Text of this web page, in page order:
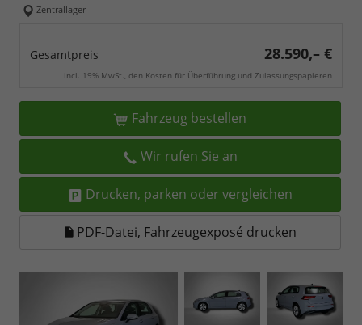
Zentrallager
Gesamtpreis 28.590,– €
incl. 19% MwSt., den Kosten für Überführung und Zulassungspapieren
Fahrzeug bestellen
Wir rufen Sie an
Drucken, parken oder vergleichen
PDF-Datei, Fahrzeugexposé drucken